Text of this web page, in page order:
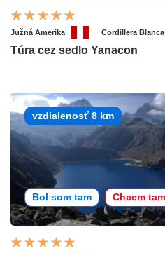
Južná Amerika Cordillera Blanca
Túra cez sedlo Yanacon
vzdialenosť 8 km
Bol som tam Chcem tam